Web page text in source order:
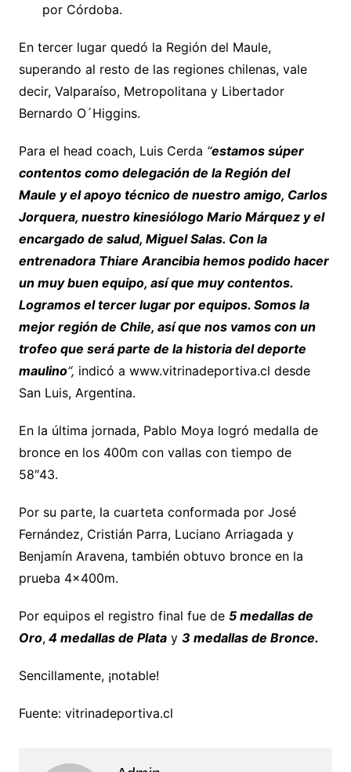
por Córdoba.
En tercer lugar quedó la Región del Maule,
superando al resto de las regiones chilenas, vale
decir, Valparaíso, Metropolitana y Libertador
Bernardo O´Higgins.
Para el head coach, Luis Cerda “estamos súper
contentos como delegación de la Región del
Maule y el apoyo técnico de nuestro amigo, Carlos
Jorquera, nuestro kinesiólogo Mario Márquez y el
encargado de salud, Miguel Salas. Con la
entrenadora Thiare Arancibia hemos podido hacer
un muy buen equipo, así que muy contentos.
Logramos el tercer lugar por equipos. Somos la
mejor región de Chile, así que nos vamos con un
trofeo que será parte de la historia del deporte
maulino“, indicó a www.vitrinadeportiva.cl desde
San Luis, Argentina.
En la última jornada, Pablo Moya logró medalla de
bronce en los 400m con vallas con tiempo de
58″43.
Por su parte, la cuarteta conformada por José
Fernández, Cristián Parra, Luciano Arriagada y
Benjamín Aravena, también obtuvo bronce en la
prueba 4x400m.
Por equipos el registro final fue de 5 medallas de
Oro,4 medallas de Plata y 3 medallas de Bronce.
Sencillamente, ¡notable!
Fuente: vitrinadeportiva.cl